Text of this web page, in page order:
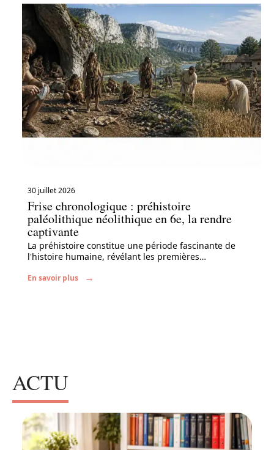
30 juillet 2026
Frise chronologique : préhistoire
paléolithique néolithique en 6e, la rendre
captivante
La préhistoire constitue une période fascinante de
l'histoire humaine, révélant les premières…
En savoir plus
ACTU